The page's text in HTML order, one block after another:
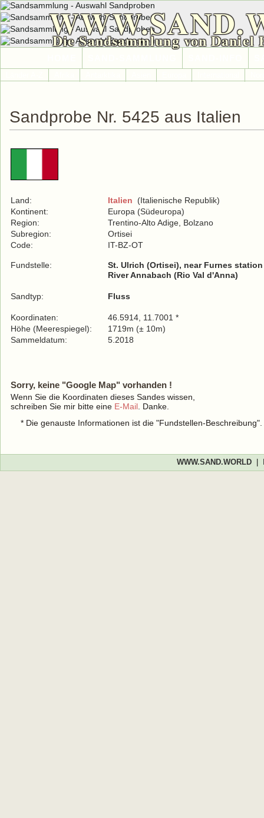
Die Sandsammlung von Daniel
Sandprobe Nr. 5425 aus Italien
Land: Italien (Italienische Republik)
Kontinent:
Europa (Südeuropa)
Region:
Trentino-Alto Adige, Bolzano
Subregion:
Ortisei
Code:
IT-BZ-OT
Fundstelle:
St. Ulrich (Ortisei), near Furnes
River Annabach (Rio Val d'Anna)
Sandtyp: Fluss
Koordinaten:
46.5914, 11.7001 *
Höhe (Meerespiegel):
1719m (± 10m)
Sammeldatum:
5.2018
Sorry, keine "Google Map" vorhanden !
Wenn Sie die Koordinaten dieses Sandes wissen,
schreiben Sie mir bitte eine E-Mail . Danke.
* Die genauste Informationen ist die "Fundstellen-
WWW.SAND.WORLD|